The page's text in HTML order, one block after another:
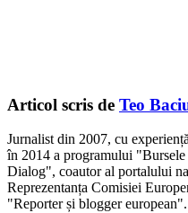
Articol scris de Teo
Jurnalist din 2007, cu
în 2014 a programului
Dialog", coautor al portalului
Reprezentanța Comisiei
"Reporter și blogger european".